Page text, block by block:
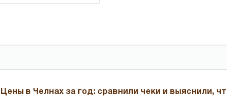
Цены в Челнах за год: сравнили чеки и выяснили,